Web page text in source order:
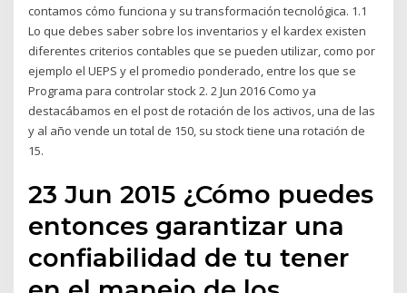
contamos cómo funciona y su transformación tecnológica. 1.1
Lo que debes saber sobre los inventarios y el kardex existen
diferentes criterios contables que se pueden utilizar, como por
ejemplo el UEPS y el promedio ponderado, entre los que se
Programa para controlar stock 2. 2 Jun 2016 Como ya
destacábamos en el post de rotación de los activos, una de las
y al año vende un total de 150, su stock tiene una rotación de
15.
23 Jun 2015 ¿Cómo puedes
entonces garantizar una
confiabilidad de tu tener